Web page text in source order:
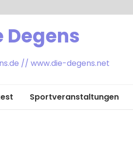
Degens
// www.die-degens.net
Sportveranstaltungen